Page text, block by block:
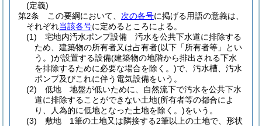
(定義)
第2条
この要綱において、 次の各号に掲げる用語の意義は、
それぞれ当該各号に定めるところによる。
(1)
宅地内汚水ポンプ設備 汚水を公共下水道に排除する
ため、建築物の所有者又は占有者(以下「所有者等」とい
う。)が設置する設備(建築物の地階から排出される下水
を排除するために必要な場合を除く。)で、汚水槽、汚水
ポンプ及びこれに伴う電気設備をいう。
(2)
低地 地盤が低いために、自然流下で汚水を公共下水
道に排除することができない土地(所有者等の都合によ
り、人為的に低地となった土地を除く。)をいう。
(3)
敷地 1筆の土地又は隣接する2筆以上の土地で、形状